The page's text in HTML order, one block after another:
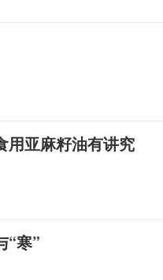
用亚麻籽油有讲究
“寒”